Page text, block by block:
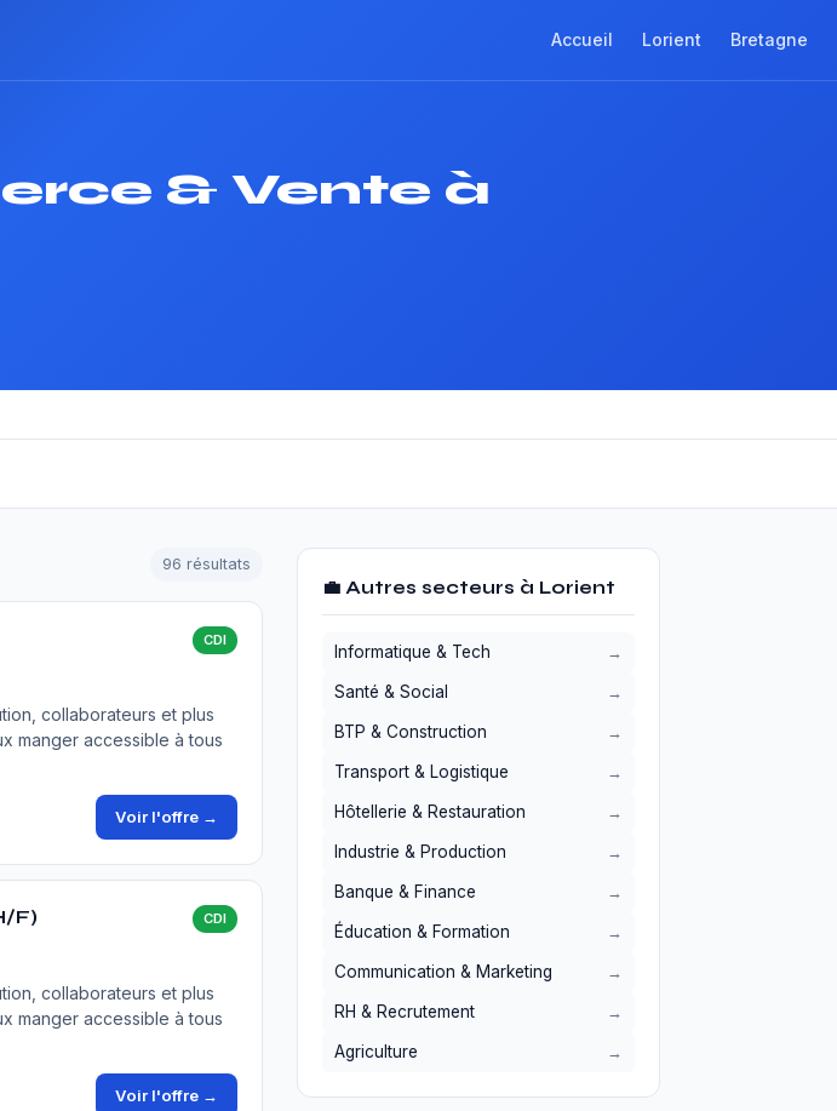
Accueil Lorient Bretagne
& Vente à
96 résultats
CDI
collaborateurs et plus
manger accessible à tous
Voir l'offre →
F) CDI
collaborateurs et plus
manger accessible à tous
Voir l'offre →
💼 Autres secteurs à Lorient
Informatique & Tech
Santé & Social
BTP & Construction
Transport & Logistique
Hôtellerie & Restauration
Industrie & Production
Banque & Finance
Éducation & Formation
Communication & Marketing
RH & Recrutement
Agriculture